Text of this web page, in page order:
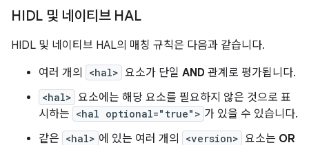
HIDL 및 네이티브 HAL
HIDL 및 네이티브 HAL의 매칭 규칙은 다음과 같습니다.
여러 개의
<hal> 요소가 단일 AND 관계로 평가됩니다.
<hal> 요소에는 해당 요소를 필요하지 않은 것으로 표
시하는 <hal optional="true"> 가 있을 수 있습니다.
같은 <hal> 에 있는 여러 개의 <version> 요소는 OR